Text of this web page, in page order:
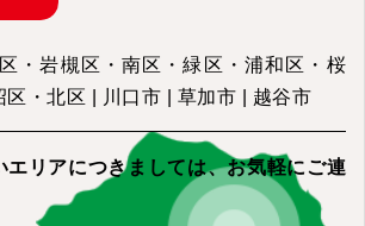
・岩槻区・南区・緑区・浦和区・桜
区・北区 | 川口市 | 草加市 | 越谷市
エリアにつきましては、お気軽にご連